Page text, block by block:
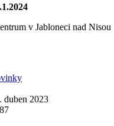
v Jabloneci nad Nisou
duben 2023